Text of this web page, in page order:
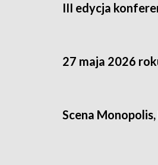
III edycja
27 maja 2026
Scena